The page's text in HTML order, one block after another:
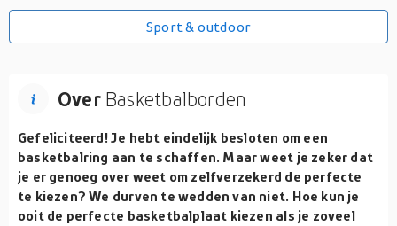
Sport & outdoor
OverBasketbalborden
Gefeliciteerd! Je hebt eindelijk besloten om een
basketbalring aan te schaffen. Maar weet je zeker dat
je er genoeg over weet om zelfverzekerd de perfecte
te kiezen? We durven te wedden van niet. Hoe kun je
ooit de perfecte basketbalplaat kiezen als je zoveel